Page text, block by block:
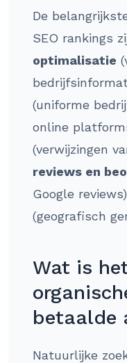
De
SEO rankings
optimalisatie
(uniforme
online
(verwijzingen
reviews en
Google
(geografisch
Wat is
betaalde
Natuurlijke